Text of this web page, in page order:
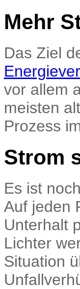
Mehr
Das Ziel
vor allem
meisten
Prozess
Strom
Es ist
Auf jeden
Unterhalt
Lichter
Situation